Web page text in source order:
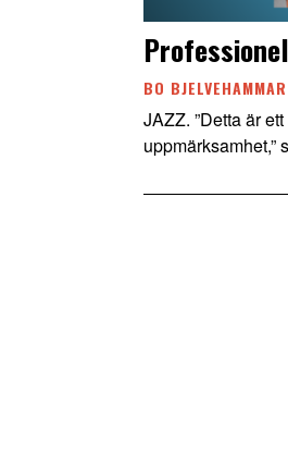
BO BJELVEHAMMAR
JAZZ. ”Detta är